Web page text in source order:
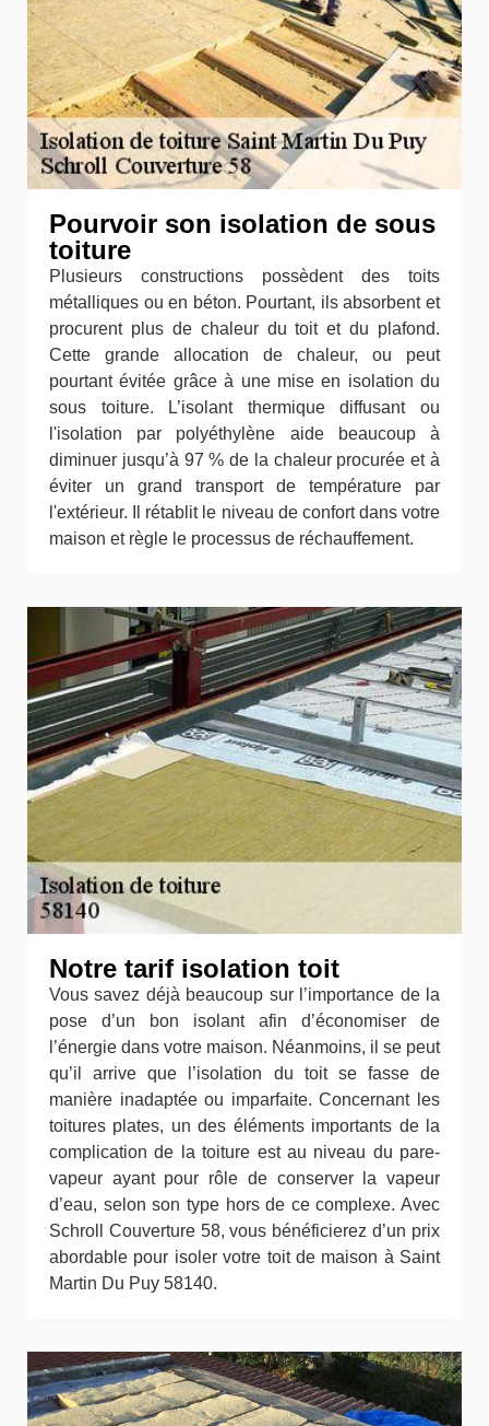
Pourvoir son isolation de sous
toiture
Plusieurs constructions possèdent des toits
métalliques ou en béton. Pourtant, ils absorbent et
procurent plus de chaleur du toit et du plafond.
Cette grande allocation de chaleur, ou peut
pourtant évitée grâce à une mise en isolation du
sous toiture. L’isolant thermique diffusant ou
l'isolation par polyéthylène aide beaucoup à
diminuer jusqu’à 97 % de la chaleur procurée et à
éviter un grand transport de température par
l'extérieur. Il rétablit le niveau de confort dans votre
maison et règle le processus de réchauffement.
Notre tarif isolation toit
Vous savez déjà beaucoup sur l’importance de la
pose d’un bon isolant afin d’économiser de
l’énergie dans votre maison. Néanmoins, il se peut
qu’il arrive que l’isolation du toit se fasse de
manière inadaptée ou imparfaite. Concernant les
toitures plates, un des éléments importants de la
complication de la toiture est au niveau du pare-
vapeur ayant pour rôle de conserver la vapeur
d’eau, selon son type hors de ce complexe. Avec
Schroll Couverture 58, vous bénéficierez d’un prix
abordable pour isoler votre toit de maison à Saint
Martin Du Puy 58140.